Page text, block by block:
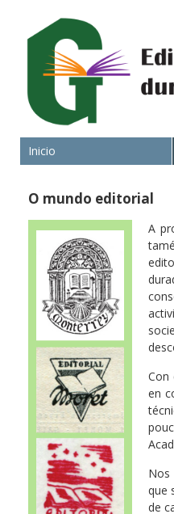
Inicio
O mundo editorial
A
Con
en
Nos
que
de